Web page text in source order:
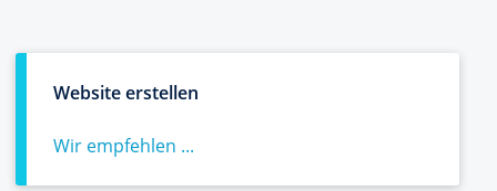
Website erstellen
Wir empfehlen ...